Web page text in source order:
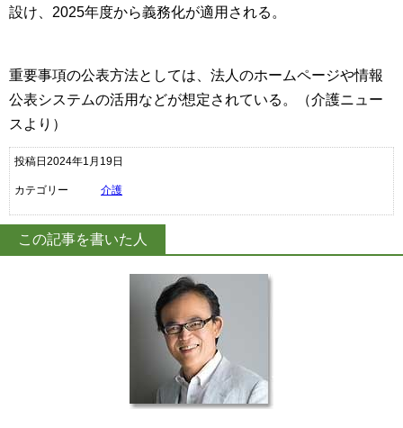
設け、2025年度から義務化が適用される。
重要事項の公表方法としては、法人のホームページや情報
公表システムの活用などが想定されている。（介護ニュー
スより）
投稿日2024年1月19日
カテゴリー 介護
この記事を書いた人